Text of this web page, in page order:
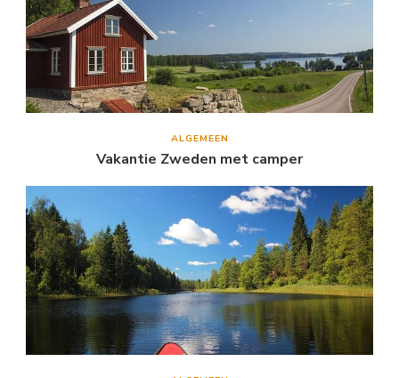
ALGEMEEN
Vakantie Zweden met camper